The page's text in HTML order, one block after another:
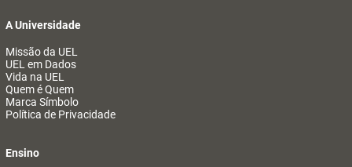
A Universidade
Missão da UEL
UEL em Dados
Vida na UEL
Quem é Quem
Marca Símbolo
Política de Privacidade
Ensino